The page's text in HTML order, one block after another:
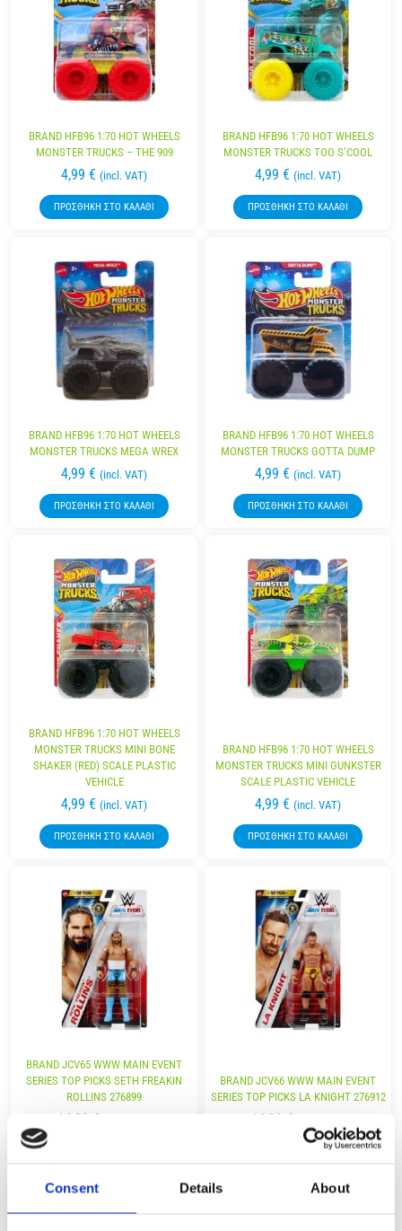
Consent Details About
BRAND HFB96 1:70 HOT WHEELS
MONSTER TRUCKS – THE 909
4,99 € (incl. VAT)
ΠΡΟΣΘΉΚΗ ΣΤΟ ΚΑΛΆΘΙ
BRAND HFB96 1:70 HOT WHEELS
MONSTER TRUCKS TOO S’COOL
4,99 € (incl. VAT)
ΠΡΟΣΘΉΚΗ ΣΤΟ ΚΑΛΆΘΙ
BRAND HFB96 1:70 HOT WHEELS
MONSTER TRUCKS MEGA WREX
4,99 € (incl. VAT)
ΠΡΟΣΘΉΚΗ ΣΤΟ ΚΑΛΆΘΙ
BRAND HFB96 1:70 HOT WHEELS
MONSTER TRUCKS GOTTA DUMP
4,99 € (incl. VAT)
ΠΡΟΣΘΉΚΗ ΣΤΟ ΚΑΛΆΘΙ
BRAND HFB96 1:70 HOT WHEELS
MONSTER TRUCKS MINI BONE
SHAKER (RED) SCALE PLASTIC
VEHICLE
4,99 € (incl. VAT)
ΠΡΟΣΘΉΚΗ ΣΤΟ ΚΑΛΆΘΙ
BRAND HFB96 1:70 HOT WHEELS
MONSTER TRUCKS MINI GUNKSTER
SCALE PLASTIC VEHICLE
4,99 € (incl. VAT)
ΠΡΟΣΘΉΚΗ ΣΤΟ ΚΑΛΆΘΙ
BRAND JCV65 WWW MAIN EVENT
SERIES TOP PICKS SETH FREAKIN
ROLLINS 276899
14,99 €
BRAND JCV66 WWW MAIN EVENT
SERIES TOP PICKS LA KNIGHT 276912
14,99 €
ΠΡΟΣΘΉΚΗ ΣΤΟ ΚΑΛΆΘΙ